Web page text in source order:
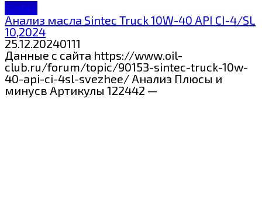
Sintec
Анализ масла Sintec Truck 10W-40 API CI-4/SL
10,2024
25.12.20240111
Данные с сайта https://www.oil-
club.ru/forum/topic/90153-sintec-truck-10w-
40-api-ci-4sl-svezhee/ Анализ Плюсы и
минусв Артикулы 122442 —